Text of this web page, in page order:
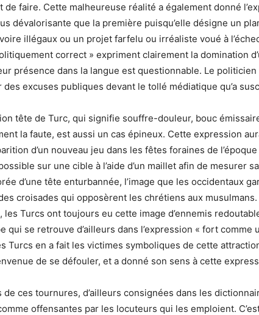
de faire. Cette malheureuse réalité a également donné
dévalorisante que la première puisqu’elle désigne un
illégaux ou un projet farfelu ou irréaliste voué à
correct » expriment clairement la domination
présence dans la langue est questionnable. Le politicien
des excuses publiques devant le tollé médiatique qu’a
tête de Turc, qui signifie souffre-douleur, bouc
la faute, est aussi un cas épineux. Cette expression
d’un nouveau jeu dans les fêtes foraines de
sur une cible à l’aide d’un maillet afin de mesurer
d’une tête enturbannée, l’image que les occidentaux
croisades qui opposèrent les chrétiens aux
les Turcs ont toujours eu cette image d’ennemis
qui se retrouve d’ailleurs dans l’expression « fort comme
Turcs en a fait les victimes symboliques de cette
de se défouler, et a donné son sens à cette
de ces tournures, d’ailleurs consignées dans les
offensantes par les locuteurs qui les emploient.